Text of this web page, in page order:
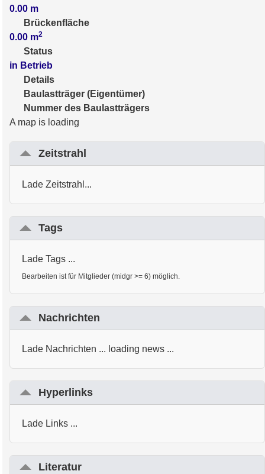
0.00 m
Brückenfläche
0.00 m2
Status
in Betrieb
Details
Baulastträger (Eigentümer)
Nummer des Baulastträgers
A map is loading
Zeitstrahl
Lade Zeitstrahl...
Tags
Lade Tags ...
Bearbeiten ist für Mitglieder (midgr >= 6) möglich.
Nachrichten
Lade Nachrichten ... loading news ...
Hyperlinks
Lade Links ...
Literatur